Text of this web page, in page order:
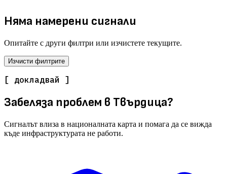
Няма намерени сигнали
Опитайте с други филтри или изчистете текущите.
Изчисти филтрите
[ докладвай ]
Забеляза проблем в Твърдица?
Сигналът влиза в националната карта и помага да се вижда
къде инфраструктурата не работи.